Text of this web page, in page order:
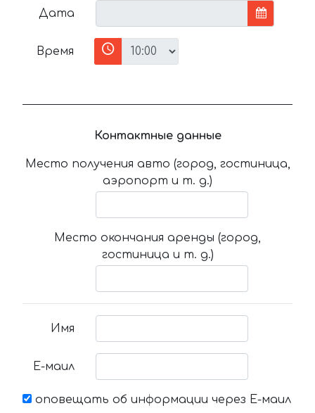
Дата
Время
Контактные данные
Место получения авто (город, гостиница,
аэропорт и т. д.)
Место окончания аренды (город,
гостиница и т. д.)
Имя
Е-маил
оповещать об информации через Е-маил